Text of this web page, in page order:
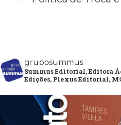
gruposummus
Summus Editorial, Editora
Edições, Plexus Editorial,